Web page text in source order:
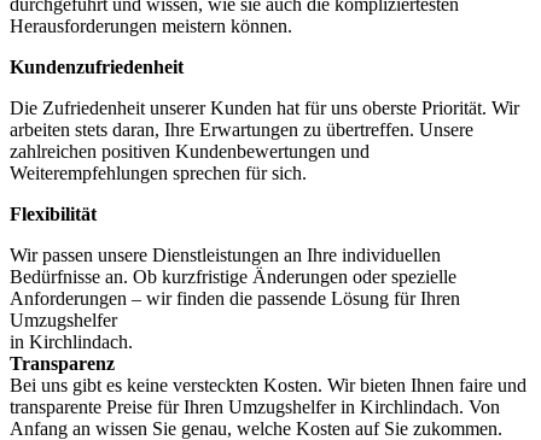
Herausforderungen meistern können.
Kundenzufriedenheit
Die Zufriedenheit unserer Kunden hat für uns oberste Priorität. Wir
arbeiten stets daran, Ihre Erwartungen zu übertreffen. Unsere
zahlreichen positiven Kundenbewertungen und
Weiterempfehlungen sprechen für sich.
Flexibilität
Wir passen unsere Dienstleistungen an Ihre individuellen
Bedürfnisse an. Ob kurzfristige Änderungen oder spezielle
Anforderungen – wir finden die passende Lösung für Ihren
Umzugshelfer
in Kirchlindach.
Transparenz
Bei uns gibt es keine versteckten Kosten. Wir bieten Ihnen faire und
transparente Preise für Ihren Umzugshelfer in Kirchlindach. Von
Anfang an wissen Sie genau, welche Kosten auf Sie zukommen.